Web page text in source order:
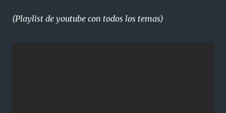
(Playlist de youtube con todos los temas)